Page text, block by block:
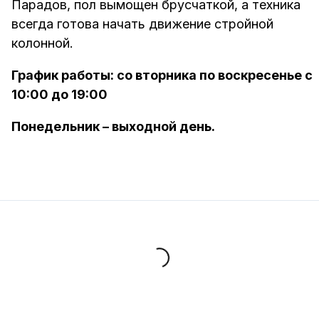
Парадов, пол вымощен брусчаткой, а техника
всегда готова начать движение стройной
колонной.
График работы: со вторника по воскресенье с
10:00 до 19:00
Понедельник – выходной день.
Loading...